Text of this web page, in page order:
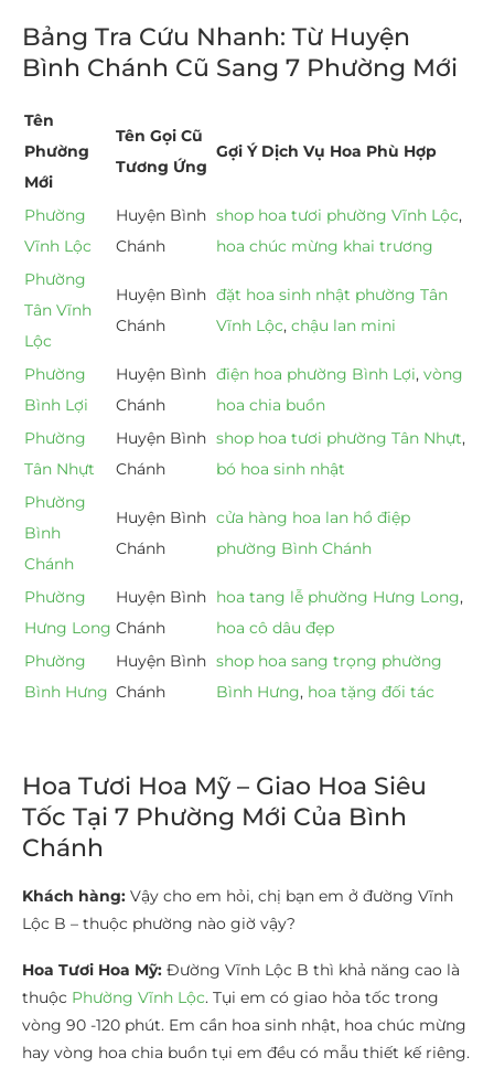
Bảng Tra Cứu Nhanh: Từ Huyện
Bình Chánh Cũ Sang 7 Phường Mới
Tên
Phường
Mới
Tên Gọi Cũ
Tương Ứng
Gợi Ý Dịch Vụ Hoa Phù Hợp
Phường
Vĩnh Lộc
Huyện Bình
Chánh
shop hoa tươi phường Vĩnh Lộc,
hoa chúc mừng khai trương
Phường
Tân Vĩnh
Lộc
Huyện Bình
Chánh
đặt hoa sinh nhật phường Tân
Vĩnh Lộc, chậu lan mini
Phường
Bình Lợi
Huyện Bình
Chánh
điện hoa phường Bình Lợi, vòng
hoa chia buồn
Phường
Tân Nhựt
Huyện Bình
Chánh
shop hoa tươi phường Tân Nhựt,
bó hoa sinh nhật
Phường
Bình
Chánh
Huyện Bình
Chánh
cửa hàng hoa lan hồ điệp
phường Bình Chánh
Phường
Hưng Long
Huyện Bình
Chánh
hoa tang lễ phường Hưng Long,
hoa cô dâu đẹp
Phường
Bình Hưng
Huyện Bình
Chánh
shop hoa sang trọng phường
Bình Hưng, hoa tặng đối tác
Hoa Tươi Hoa Mỹ – Giao Hoa Siêu
Tốc Tại 7 Phường Mới Của Bình
Chánh
Khách hàng: Vậy cho em hỏi, chị bạn em ở đường Vĩnh
Lộc B – thuộc phường nào giờ vậy?
Hoa Tươi Hoa Mỹ: Đường Vĩnh Lộc B thì khả năng cao là
thuộc Phường Vĩnh Lộc. Tụi em có giao hỏa tốc trong
vòng 90 -120 phút. Em cần hoa sinh nhật, hoa chúc mừng
hay vòng hoa chia buồn tụi em đều có mẫu thiết kế riêng.